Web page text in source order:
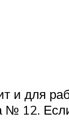
и для
№ 12.